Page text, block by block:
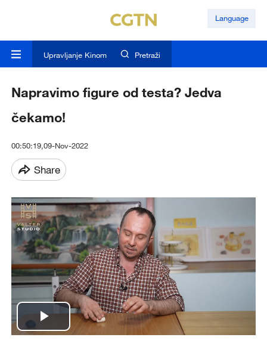
Language
Upravljanje Kinom Pretraži
Napravimo figure od testa? Jedva
čekamo!
00:50:19,09-Nov-2022
Share
Play